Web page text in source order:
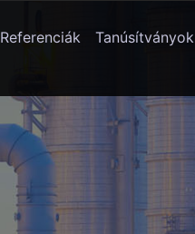
Referenciák Tanúsítványok